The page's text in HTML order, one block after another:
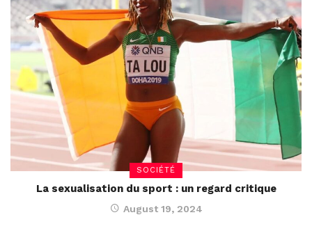
SOCIÉTÉ
La sexualisation du sport : un regard critique
August 19, 2024